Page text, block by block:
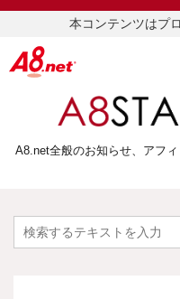
本コンテンツはプ
A8.net全般のお知らせ、アフ